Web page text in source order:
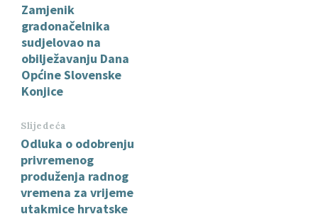
Zamjenik
gradonačelnika
sudjelovao na
obilježavanju Dana
Općine Slovenske
Konjice
Slijedeća
Odluka o odobrenju
privremenog
produženja radnog
vremena za vrijeme
utakmice hrvatske